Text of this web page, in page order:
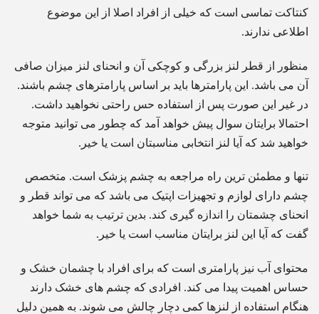
کنتاکت تماسی است که خیلی از افراد اصلا از این موضوع
اطلاعی ندارند.
منظور از قطر لنز بزرگی و کوچکی آن و انحنای لنز میزان صافی
آن می باشد. این پارامترها باید بر اساس پارامترهای چشم باشند.
در غیر این صورت پس از استفاده حس راحتی نخواهید داشت.
احتمالا برایتان سوال پیش خواهد آمد که چطور می توانید متوجه
خواهید شد که آیا لنز انتخابی مناسبتان است یا خیر.
تنها و مطمئن ترین راه مراجعه به چشم پزشک است. متخصص
چشم دارای لوازم و تجهیزات اپتیک می باشد که می تواند قطر و
انحنای چشمتان را اندازه گیری کند. بدین ترتیب به شما خواهد
گفت که آیا این لنز برایتان مناسب است یا خیر.
محتوای آب نیز پارامتری است که برای افراد با چشمان خشک و
حساس اهمیت پیدا می کند. افرادی که چشم های خشک دارند
هنگام استفاده از لنزها کمی دچار چالش می شوند. به همین دلیل